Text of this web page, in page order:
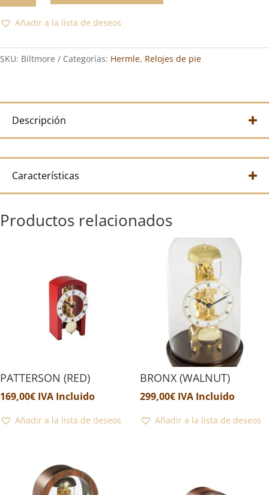
Añadir a la lista de deseos
SKU: Biltmore Categorías: Hermle, Relojes de pie
Descripción
Características
Productos relacionados
PATTERSON (RED)
169,00€ IVA Incluido
Añadir a la lista de deseos
BRONX (WALNUT)
299,00€ IVA Incluido
Añadir a la lista de deseos